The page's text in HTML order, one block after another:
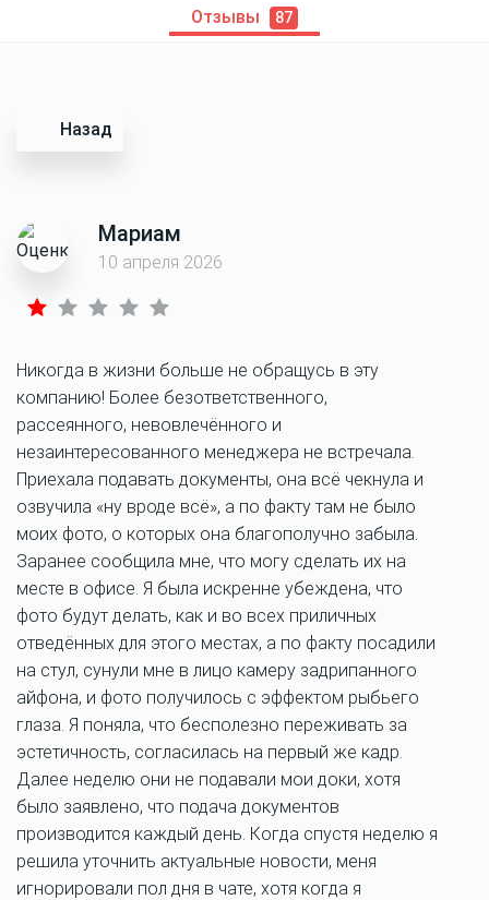
Отзывы 87
Назад
Мариам
10 апреля 2026
Никогда в жизни больше не обращусь в эту
компанию! Более безответственного,
рассеянного, невовлечённого и
незаинтересованного менеджера не встречала.
Приехала подавать документы, она всё чекнула и
озвучила «ну вроде всё», а по факту там не было
моих фото, о которых она благополучно забыла.
Заранее сообщила мне, что могу сделать их на
месте в офисе. Я была искренне убеждена, что
фото будут делать, как и во всех приличных
отведённых для этого местах, а по факту посадили
на стул, сунули мне в лицо камеру задрипанного
айфона, и фото получилось с эффектом рыбьего
глаза. Я поняла, что бесполезно переживать за
эстетичность, согласилась на первый же кадр.
Далее неделю они не подавали мои доки, хотя
было заявлено, что подача документов
производится каждый день. Когда спустя неделю я
решила уточнить актуальные новости, меня
игнорировали пол дня в чате, хотя когда я